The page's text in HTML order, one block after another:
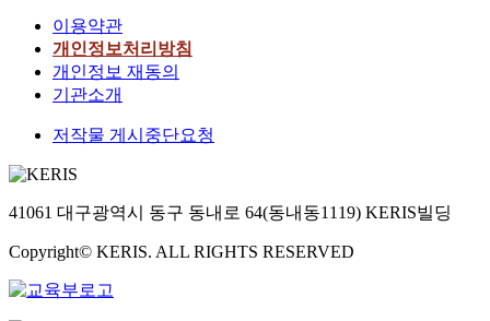
이용약관
개인정보처리방침
개인정보 재동의
기관소개
저작물 게시중단요청
41061 대구광역시 동구 동내로 64(동내동1119) KERIS빌딩
Copyright© KERIS. ALL RIGHTS RESERVED